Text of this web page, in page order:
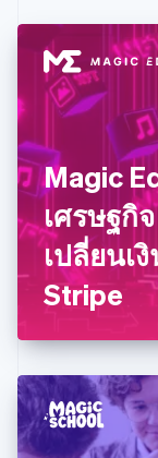
Magic
เศรษฐกิ
เปลี่ยนเ
Stripe
ไทย English
นอร์เวย์
English
นิวซีแลนด์
English
เนเธอร์แลนด์
Nederlands
บราซิล
Português
บัลแกเรีย
English
เบลเยียม
โปรตุเกส
Português
โปแลนด์
English
ฝรั่งเศส